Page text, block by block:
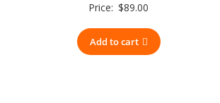
Price: $89.00
Add to cart